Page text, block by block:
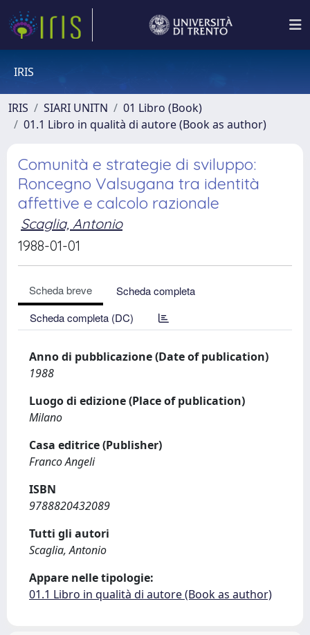
IRIS
IRIS SIARI UNITN
01 Libro (Book)
01.1 Libro in qualità di autore (Book as author)
Comunità e strategie di sviluppo:
Roncegno Valsugana tra identità
affettive e calcolo razionale
Scaglia, Antonio
1988-01-01
Scheda breve
Scheda completa
Scheda completa (DC)
Anno di pubblicazione (Date of publication)
1988
Luogo di edizione (Place of publication)
Milano
Casa editrice (Publisher)
Franco Angeli
ISBN
9788820432089
Tutti gli autori
Scaglia, Antonio
Appare nelle tipologie:
01.1 Libro in qualità di autore (Book as author)